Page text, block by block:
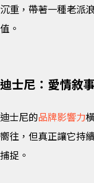
沉重，帶著一種老派
值。
迪士尼：愛情敘
迪士尼的品牌影響力
嚮往，但真正讓它持
捕捉。